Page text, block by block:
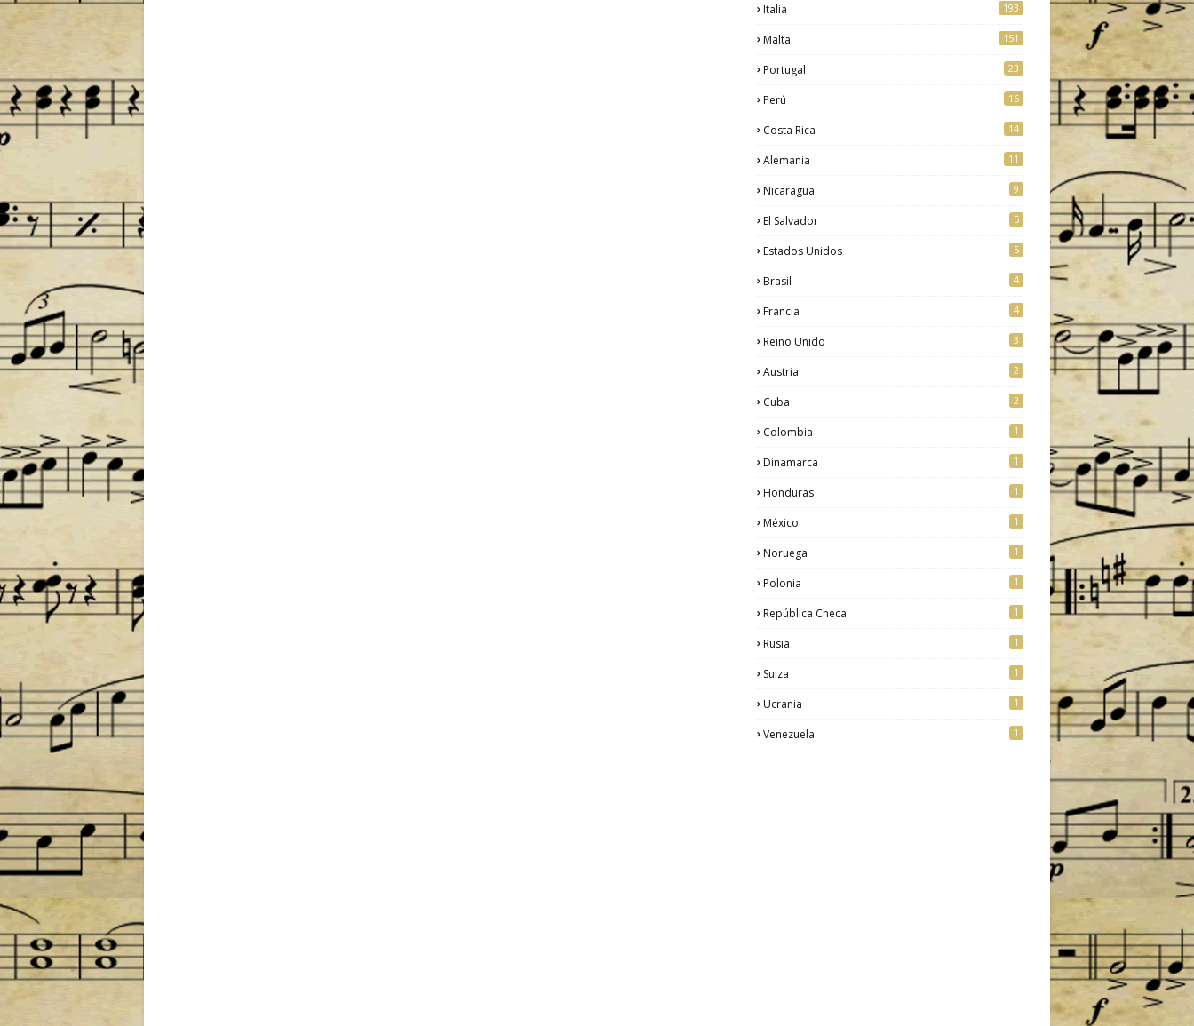
Italia 193
Malta 151
Portugal 23
Perú 16
Costa Rica 14
Alemania 11
Nicaragua 9
El Salvador 5
Estados Unidos 5
Brasil 4
Francia 4
Reino Unido 3
Austria 2
Cuba 2
Colombia 1
Dinamarca 1
Honduras 1
México 1
Noruega 1
Polonia 1
República Checa 1
Rusia 1
Suiza 1
Ucrania 1
Venezuela 1